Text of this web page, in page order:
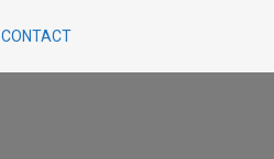
CONTACT